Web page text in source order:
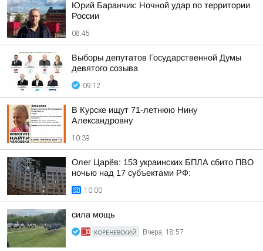
Юрий Баранчик: Ночной удар по территории
России
08:45
Выборы депутатов Государственной Думы
девятого созыва
09:12
В Курске ищут 71-летнюю Нину
Александровну
10:39
Олег Царёв: 153 украинских БПЛА сбито ПВО
ночью над 17 субъектами РФ:
10:00
сила мощь
КОРЕНЕВСКИЙ Вчера, 18:57